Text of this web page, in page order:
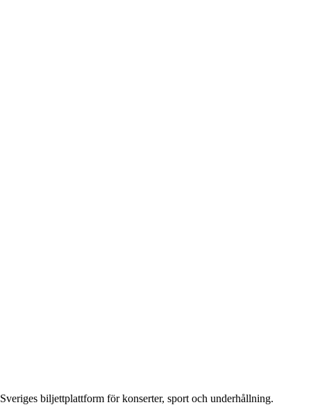
Sveriges biljettplattform för konserter, sport och underhållning.